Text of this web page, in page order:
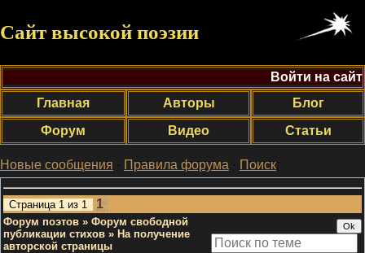
Сайт высокой поэзии
Войти на сайт
Главная
Авторы
Блог
Форум
Видео Статьи
Новые сообщения · Правила форума · Поиск;
Страница 1 из 1 1
Форум поэтов » Форум свободной
публикации стихов » На получение
авторской страницы